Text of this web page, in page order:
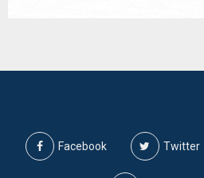
Facebook Twitter